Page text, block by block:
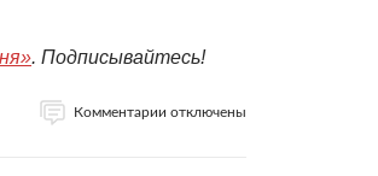
. Подписывайтесь!
Комментарии отключены